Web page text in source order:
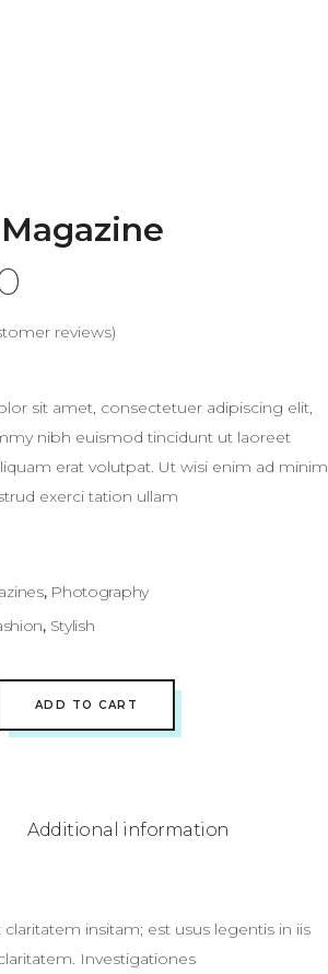
reviews)
sit amet, consectetuer adipiscing elit,
nibh euismod tincidunt ut laoreet
erat volutpat. Ut wisi enim ad minim
exerci tation ullam
, Photography
, Stylish
ADD TO CART
Additional information
insitam; est usus legentis in iis
Investigationes